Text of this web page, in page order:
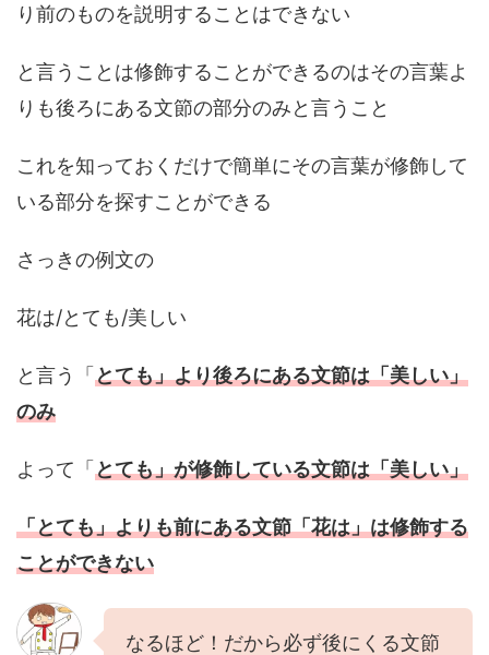
り前のものを説明することはできない
と言うことは修飾することができるのはその言葉よ
りも後ろにある文節の部分のみと言うこと
これを知っておくだけで簡単にその言葉が修飾して
いる部分を探すことができる
さっきの例文の
花は/とても/美しい
と言う「とても」より後ろにある文節は「美しい」
のみ
よって「とても」が修飾している文節は「美しい」
「とても」よりも前にある文節「花は」は修飾する
ことができない
なるほど！だから必ず後にくる文節